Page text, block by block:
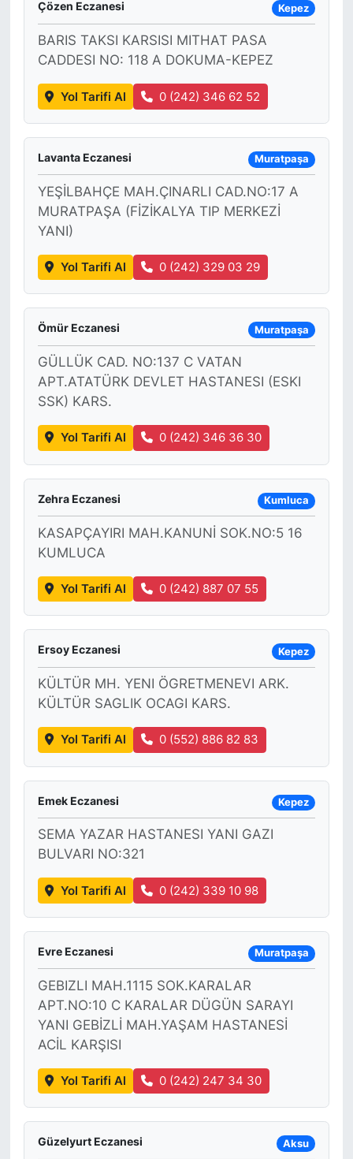
Çözen Eczanesi Kepez
BARIS TAKSI KARSISI MITHAT PASA
CADDESI NO: 118 A DOKUMA-KEPEZ
Yol Tarifi Al 0 (242) 346 62 52
Lavanta Eczanesi Muratpaşa
YEŞİLBAHÇE MAH.ÇINARLI CAD.NO:17 A
MURATPAŞA (FİZİKALYA TIP MERKEZİ
YANI)
Yol Tarifi Al 0 (242) 329 03 29
Ömür Eczanesi Muratpaşa
GÜLLÜK CAD. NO:137 C VATAN
APT.ATATÜRK DEVLET HASTANESI (ESKI
SSK) KARS.
Yol Tarifi Al 0 (242) 346 36 30
Zehra Eczanesi Kumluca
KASAPÇAYIRI MAH.KANUNİ SOK.NO:5 16
KUMLUCA
Yol Tarifi Al 0 (242) 887 07 55
Ersoy Eczanesi Kepez
KÜLTÜR MH. YENI ÖGRETMENEVI ARK.
KÜLTÜR SAGLIK OCAGI KARS.
Yol Tarifi Al 0 (552) 886 82 83
Emek Eczanesi Kepez
SEMA YAZAR HASTANESI YANI GAZI
BULVARI NO:321
Yol Tarifi Al 0 (242) 339 10 98
Evre Eczanesi Muratpaşa
GEBIZLI MAH.1115 SOK.KARALAR
APT.NO:10 C KARALAR DÜGÜN SARAYI
YANI GEBİZLİ MAH.YAŞAM HASTANESİ
ACİL KARŞISI
Yol Tarifi Al 0 (242) 247 34 30
Güzelyurt Eczanesi Aksu